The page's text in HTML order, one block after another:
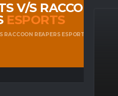
V/S RACCOON
ESPORTS
RACCOON REAPERS ESPORTS